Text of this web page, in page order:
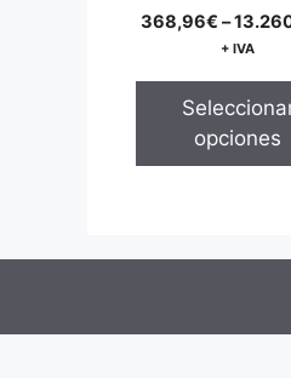
368,96€ –
+ IVA
opciones
chosen
product